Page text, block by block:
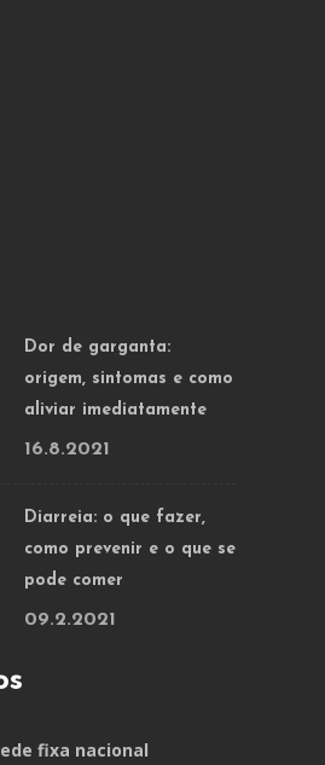
Dor de garganta:
origem, sintomas e como
aliviar imediatamente
16.8.2021
Diarreia: o que fazer,
como prevenir e o que se
pode comer
09.2.2021
fixa nacional